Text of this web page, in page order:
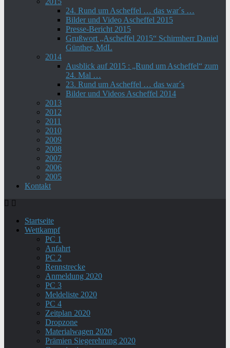
24. Rund um Ascheffel … das war´s …
Bilder und Video Ascheffel 2015
Presse-Bericht 2015
Grußwort „Ascheffel 2015“ Schirmherr Daniel
Günther, MdL
2014
Ausblick auf 2015 : „Rund um Ascheffel“ zum
24. Mal …
23. Rund um Ascheffel … das war´s
Bilder und Videos Ascheffel 2014
2013
2012
2011
2010
2009
2008
2007
2006
2005
Kontakt
Startseite
Wettkampf
PC 1
Anfahrt
PC 2
Rennstrecke
Anmeldung 2020
PC 3
Meldeliste 2020
PC 4
Zeitplan 2020
Dropzone
Materialwagen 2020
Prämien Siegerehrung 2020